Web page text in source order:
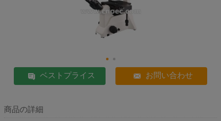
ベストプライス お問い合わせ
商品の詳細